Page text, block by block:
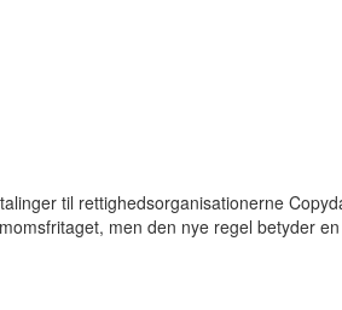
til rettighedsorganisationerne
men den nye regel betyder